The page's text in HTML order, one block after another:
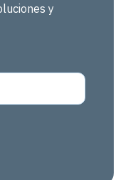
y